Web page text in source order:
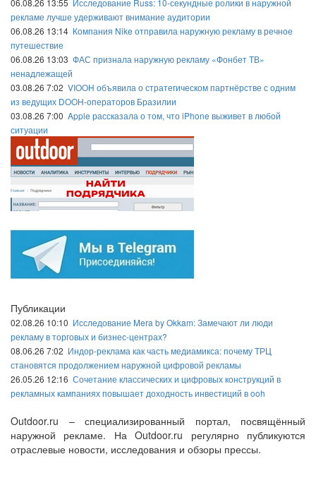
06.08.26 13:55 Исследование Russ: 10-секундные ролики в наружной
рекламе лучше удерживают внимание аудитории
06.08.26 13:14 Компания Nike отправила наружную рекламу в речное
путешествие
06.08.26 13:03 ФАС признала наружную рекламу «Фонбет ТВ»
ненадлежащей
03.08.26 7:02 VIOOH объявила о стратегическом партнёрстве с одним
из ведущих DOOH-операторов Бразилии
03.08.26 7:00 Apple рассказала о том, что iPhone выживет в любой
ситуации
Публикации
02.08.26 10:10 Исследование Mera by Okkam: Замечают ли люди
рекламу в торговых и бизнес-центрах?
08.06.26 7:02 Индор-реклама как часть медиамикса: почему ТРЦ
становятся продолжением наружной цифровой рекламы
26.05.26 12:16 Сочетание классических и цифровых конструкций в
рекламных кампаниях повышает доходность инвестиций в ooh
Outdoor.ru – специализированный портал, посвящённый
наружной рекламе. На Outdoor.ru регулярно публикуются
отраслевые новости, исследования и обзоры прессы.